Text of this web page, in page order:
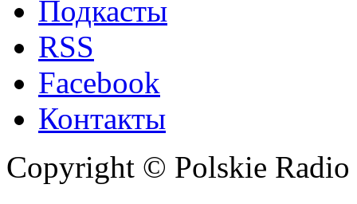
Подкасты
RSS
Facebook
Контакты
Copyright © Polskie